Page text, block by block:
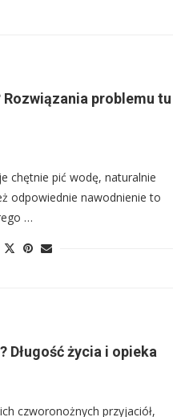
Rozwiązania problemu tu
chętnie pić wodę, naturalnie
odpowiednie nawodnienie to
…
Długość życia i opieka
czworonożnych przyjaciół,